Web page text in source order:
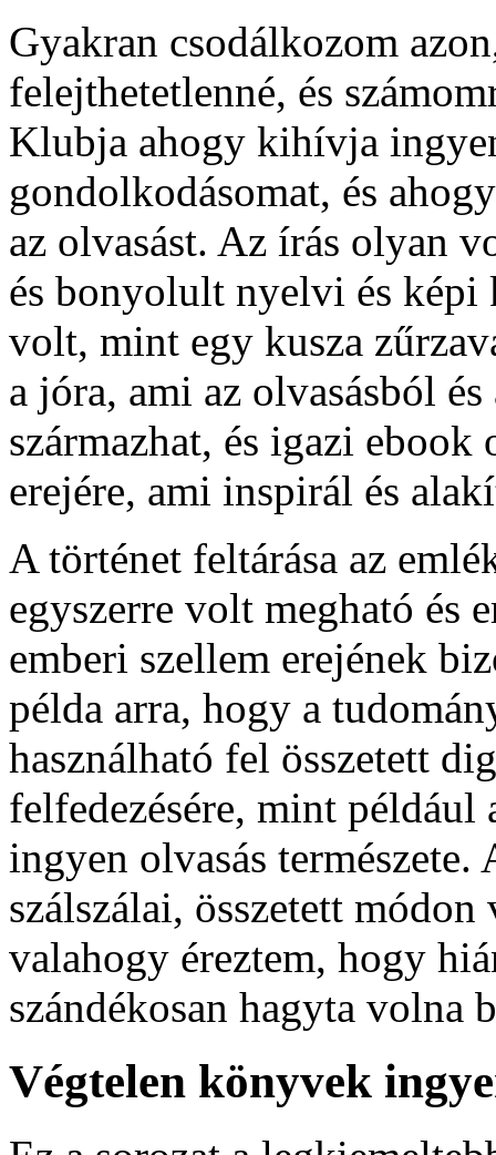
Gyakran csodálkozom
felejthetetlenné, és
Klubja ahogy kihívja
gondolkodásomat, és
az olvasást. Az írás olyan
és bonyolult nyelvi és képi
volt, mint egy kusza
a jóra, ami az olvasásból
származhat, és igazi
erejére, ami inspirál és
A történet feltárása az
egyszerre volt megható és
emberi szellem erejének
példa arra, hogy a
használható fel összetett
felfedezésére, mint például
ingyen olvasás
szálszálai, összetett
valahogy éreztem, hogy
szándékosan hagyta volna
Végtelen könyvek